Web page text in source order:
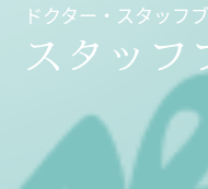
ドクター・スタッフ
スタッフ